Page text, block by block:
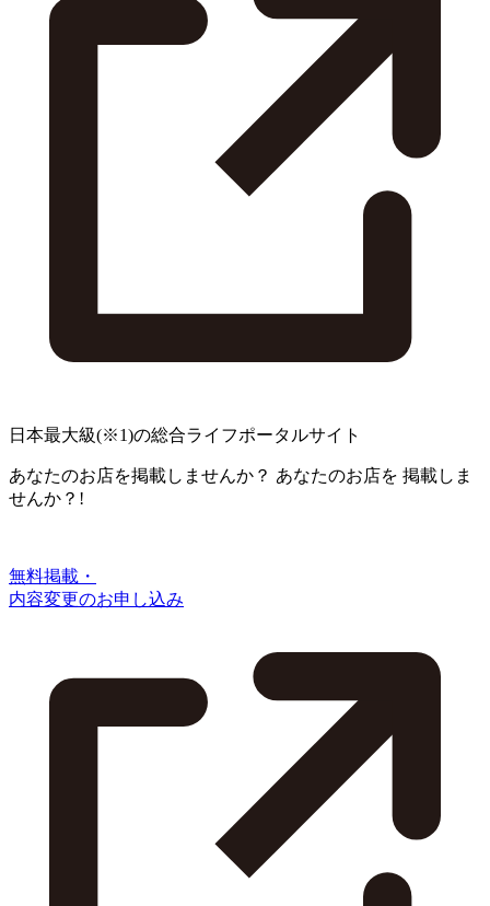
日本最大級(※1)の総合ライフポータルサイト
あなたのお店を掲載しませんか？ あなたのお店を 掲載しま
せんか？!
無料掲載・
内容変更のお申し込み